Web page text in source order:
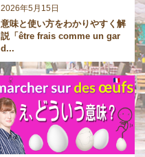
2026年5月15日
意味と使い方をわかりやすく解
説「être frais comme un gar
d...